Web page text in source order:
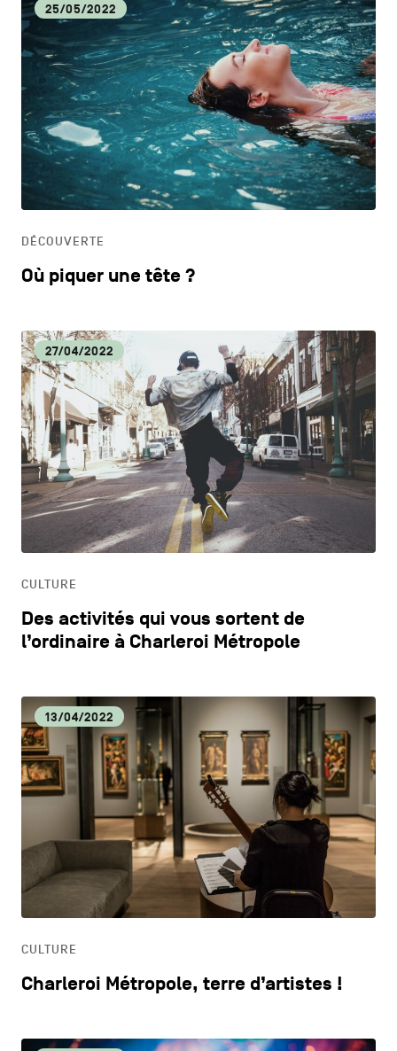
25/05/2022
DÉCOUVERTE
Où piquer une tête ?
27/04/2022
CULTURE
Des activités qui vous sortent de
l’ordinaire à Charleroi Métropole
13/04/2022
CULTURE
Charleroi Métropole, terre d’artistes !